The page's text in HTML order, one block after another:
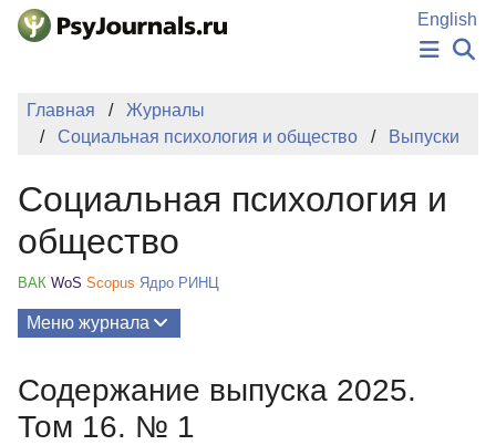
Перейти к основному содержанию
English
НОВОСТИ
ИЗДАНИЯ
БАЗА ЗНАНИЙ
Регистрация
Главная
Журналы
Социальная психология и общество
Выпуски
Социальная психология и
общество
ВАК WoS Scopus Ядро РИНЦ
Меню журнала
О Журнале
Содержание выпуска 2025.
Том 16. № 1